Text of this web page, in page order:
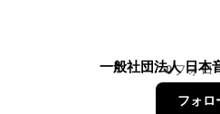
一般社団法人 日本
0フォロ
フォロ